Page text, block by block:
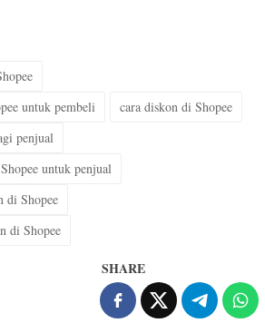
untuk pembeli
cara diskon di Shopee
penjual
untuk penjual
di Shopee
di Shopee
SHARE